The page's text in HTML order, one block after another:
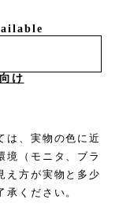
け
は、実物の色に近
境（モニタ、ブラ
え方が実物と多少
ください。